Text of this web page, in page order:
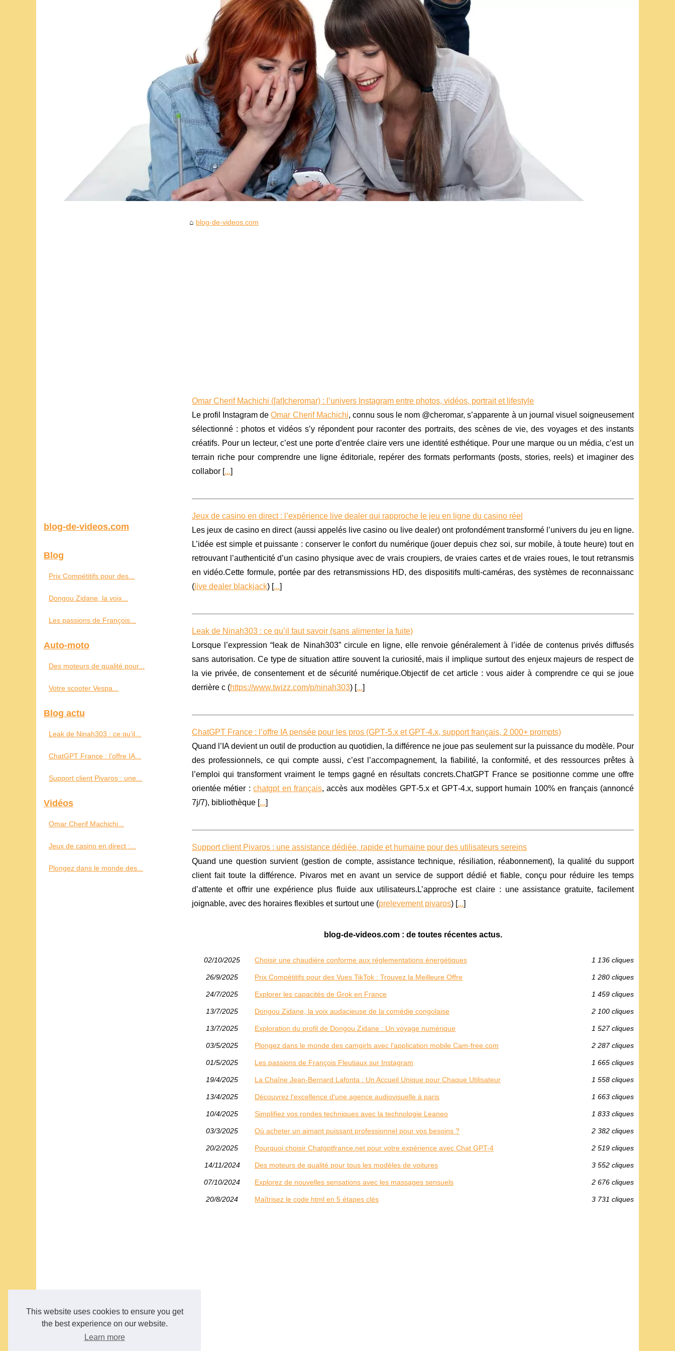
This website uses cookies to ensure you get
the best experience on our website.
Learn more
blog-de-videos.com
Omar Cherif Machichi ([at]cheromar) : l’univers Instagram entre photos, vidéos, portrait et lifestyle
Le profil Instagram deOmar Cherif Machichi, connu sous le nom @cheromar, s’apparente à un journal visuel soigneusement
sélectionné : photos et vidéos s’y répondent pour raconter des portraits, des scènes de vie, des voyages et des instants
créatifs. Pour un lecteur, c’est une porte d’entrée claire vers une identité esthétique. Pour une marque ou un média, c’est un
terrain riche pour comprendre une ligne éditoriale, repérer des formats performants (posts, stories, reels) et imaginer des
collabor [...]
Jeux de casino en direct : l’expérience live dealer qui rapproche le jeu en ligne du casino réel
Les jeux de casino en direct (aussi appelés live casino ou live dealer) ont profondément transformé l’univers du jeu en ligne.
L’idée est simple et puissante : conserver le confort du numérique (jouer depuis chez soi, sur mobile, à toute heure) tout en
retrouvant l’authenticité d’un casino physique avec de vrais croupiers, de vraies cartes et de vraies roues, le tout retransmis
en vidéo.Cette formule, portée par des retransmissions HD, des dispositifs multi-caméras, des systèmes de reconnaissanc
( live dealer blackjack) [...]
Leak de Ninah303 : ce qu’il faut savoir (sans alimenter la fuite)
Lorsque l’expression “leak de Ninah303” circule en ligne, elle renvoie généralement à l’idée de contenus privés diffusés
sans autorisation. Ce type de situation attire souvent la curiosité, mais il implique surtout des enjeux majeurs de respect de
la vie privée, de consentement et de sécurité numérique.Objectif de cet article : vous aider à comprendre ce qui se joue
derrière c (https://www.twizz.com/p/ninah303) [...]
ChatGPT France : l’offre IA pensée pour les pros (GPT‑5.x et GPT‑4.x, support français, 2 000+ prompts)
Quand l’IA devient un outil de production au quotidien, la différence ne joue pas seulement sur la puissance du modèle. Pour
des professionnels, ce qui compte aussi, c’est l’accompagnement, la fiabilité, la conformité, et des ressources prêtes à
l’emploi qui transforment vraiment le temps gagné en résultats concrets.ChatGPT France se positionne comme une offre
orientée métier :chatgpt en français, accès aux modèles GPT‑5.x et GPT‑4.x, support humain 100% en français (annoncé
7j/7), bibliothèque [...]
Support client Pivaros : une assistance dédiée, rapide et humaine pour des utilisateurs sereins
Quand une question survient (gestion de compte, assistance technique, résiliation, réabonnement), la qualité du support
client fait toute la différence. Pivaros met en avant un service de support dédié et fiable, conçu pour réduire les temps
d’attente et offrir une expérience plus fluide aux utilisateurs.L’approche est claire : une assistance gratuite, facilement
joignable, avec des horaires flexibles et surtout une (prelevement pivaros) [...]
blog-de-videos.com : de toutes récentes actus.
02/10/2025 Choisir une chaudière conforme aux réglementations énergétiques 1 136 cliques
26/9/2025 Prix Compétitifs pour des Vues TikTok : Trouvez la Meilleure Offre 1 280 cliques
24/7/2025 Explorer les capacités de Grok en France 1 459 cliques
13/7/2025 Dongou Zidane, la voix audacieuse de la comédie congolaise 2 100 cliques
13/7/2025 Exploration du profil de Dongou Zidane : Un voyage numérique 1 527 cliques
03/5/2025 Plongez dans le monde des camgirls avec l'application mobile Cam-free.com 2 287 cliques
01/5/2025 Les passions de François Fleutiaux sur Instagram 1 665 cliques
19/4/2025 La Chaîne Jean-Bernard Lafonta : Un Accueil Unique pour Chaque Utilisateur 1 558 cliques
13/4/2025 Découvrez l'excellence d'une agence audiovisuelle à paris 1 663 cliques
10/4/2025 Simplifiez vos rondes techniques avec la technologie Leaneo 1 833 cliques
03/3/2025 Où acheter un aimant puissant professionnel pour vos besoins ? 2 382 cliques
20/2/2025 Pourquoi choisir Chatgptfrance.net pour votre expérience avec Chat GPT-4 2 519 cliques
14/11/2024 Des moteurs de qualité pour tous les modèles de voitures 3 552 cliques
07/10/2024 Explorez de nouvelles sensations avec les massages sensuels 2 676 cliques
20/8/2024 Maîtrisez le code html en 5 étapes clés 3 731 cliques
blog-de-videos.com
Blog
Prix Compétitifs pour des...
Dongou Zidane, la voix...
Les passions de François...
Auto-moto
Des moteurs de qualité pour...
Votre scooter Vespa...
Blog actu
Leak de Ninah303 : ce qu’il...
ChatGPT France : l’offre IA...
Support client Pivaros : une...
Vidéos
Omar Cherif Machichi...
Jeux de casino en direct :...
Plongez dans le monde des...